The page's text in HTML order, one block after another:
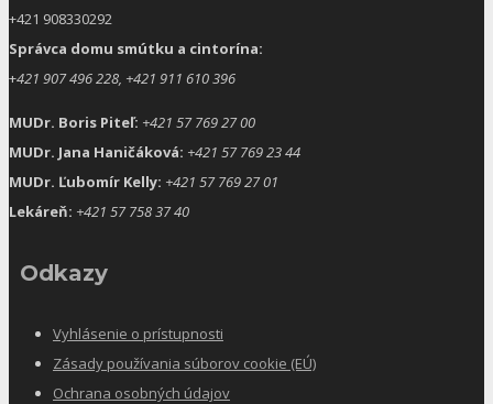
+421 908330292
Správca domu smútku a cintorína:
+421 907 496 228, +421 911 610 396
MUDr. Boris Piteľ: +421 57 769 27 00
MUDr. Jana Haničáková: +421 57 769 23 44
MUDr. Ľubomír Kelly: +421 57 769 27 01
Lekáreň: +421 57 758 37 40
Odkazy
Vyhlásenie o prístupnosti
Zásady používania súborov cookie (EÚ)
Ochrana osobných údajov